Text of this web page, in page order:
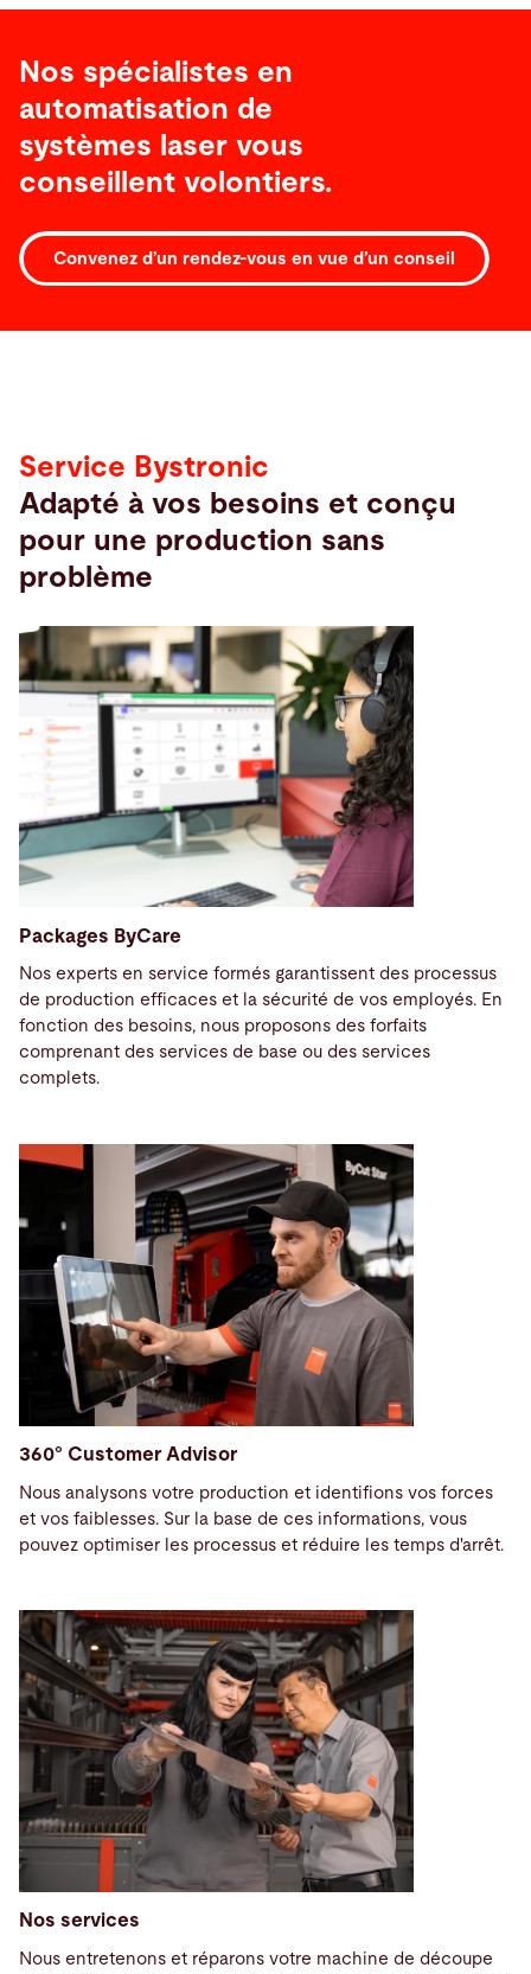
Nos spécialistes en
automatisation de
systèmes laser vous
conseillent volontiers.
Convenez d’un rendez-vous en vue d’un conseil
Service Bystronic
Adapté à vos besoins et conçu
pour une production sans
problème
Packages ByCare
Nos experts en service formés garantissent des processus
de production efficaces et la sécurité de vos employés. En
fonction des besoins, nous proposons des forfaits
comprenant des services de base ou des services
complets.
360° Customer Advisor
Nous analysons votre production et identifions vos forces
et vos faiblesses. Sur la base de ces informations, vous
pouvez optimiser les processus et réduire les temps d'arrêt.
Nos services
Nous entretenons et réparons votre machine de découpe